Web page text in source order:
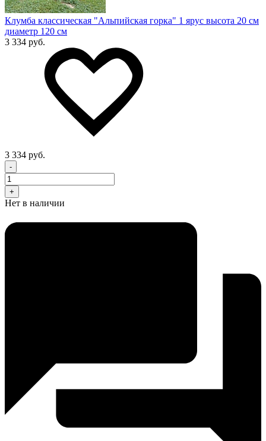
Клумба классическая "Альпийская горка" 1 ярус высота 20 см
диаметр 120 см
3 334 руб.
3 334 руб.
-
+
Нет в наличии